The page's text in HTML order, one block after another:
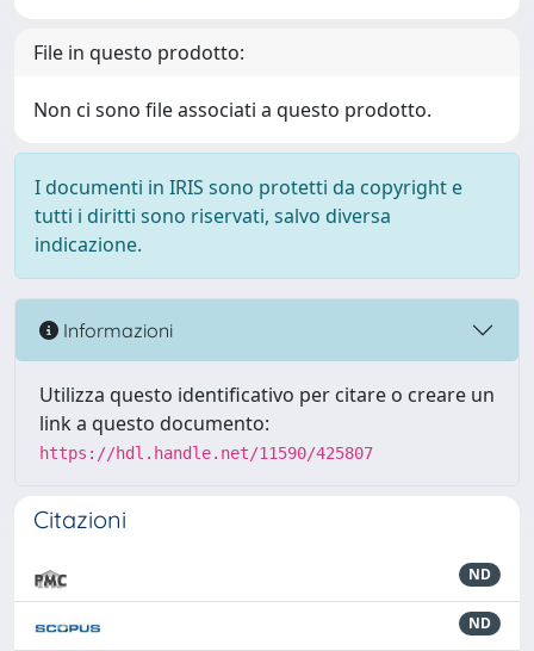
File in questo prodotto:
Non ci sono file associati a questo prodotto.
I documenti in IRIS sono protetti da copyright e
tutti i diritti sono riservati, salvo diversa
indicazione.
Informazioni
Utilizza questo identificativo per citare o creare un
link a questo documento:
https://hdl.handle.net/11590/425807
Citazioni
ND
ND